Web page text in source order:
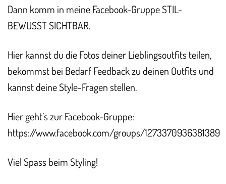
Dann komm in meine Facebook-Gruppe STIL-
BEWUSST SICHTBAR.
Hier kannst du die Fotos deiner Lieblingsoutfits teilen,
bekommst bei Bedarf Feedback zu deinen Outfits und
kannst deine Style-Fragen stellen.
Hier geht’s zur Facebook-Gruppe:
https://www.facebook.com/groups/1273370936381389
Viel Spass beim Styling!